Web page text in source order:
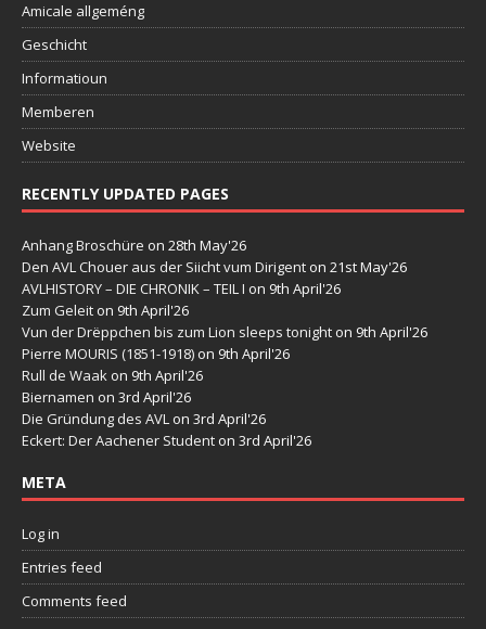
Amicale allgeméng
Geschicht
Informatioun
Memberen
Website
RECENTLY UPDATED PAGES
Anhang Broschüre on 28th May'26
Den AVL Chouer aus der Siicht vum Dirigent on 21st May'26
AVLHISTORY – DIE CHRONIK – TEIL I on 9th April'26
Zum Geleit on 9th April'26
Vun der Drëppchen bis zum Lion sleeps tonight on 9th April'26
Pierre MOURIS (1851-1918) on 9th April'26
Rull de Waak on 9th April'26
Biernamen on 3rd April'26
Die Gründung des AVL on 3rd April'26
Eckert: Der Aachener Student on 3rd April'26
META
Log in
Entries feed
Comments feed